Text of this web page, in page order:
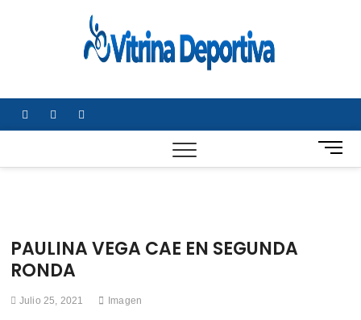
facebooktwitterinstagram
B
o
PAULINA VEGA CAE EN SEGUNDA
RONDA
Julio 25, 2021 Imagen